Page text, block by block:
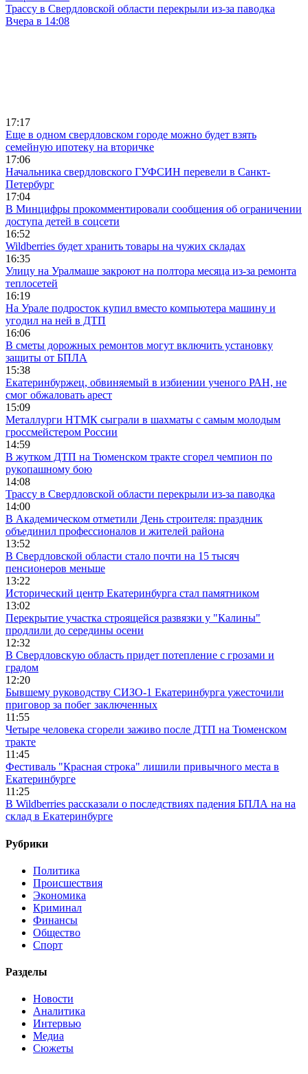
Трассу в Свердловской области перекрыли из-за паводка
Вчера в 14:08
17:17
Еще в одном свердловском городе можно будет взять
семейную ипотеку на вторичке
17:06
Начальника свердловского ГУФСИН перевели в Санкт-
Петербург
17:04
В Минцифры прокомментировали сообщения об ограничении
доступа детей в соцсети
16:52
Wildberries будет хранить товары на чужих складах
16:35
Улицу на Уралмаше закроют на полтора месяца из-за ремонта
теплосетей
16:19
На Урале подросток купил вместо компьютера машину и
угодил на ней в ДТП
16:06
В сметы дорожных ремонтов могут включить установку
защиты от БПЛА
15:38
Екатеринбуржец, обвиняемый в избиении ученого РАН, не
смог обжаловать арест
15:09
Металлурги НТМК сыграли в шахматы с самым молодым
гроссмейстером России
14:59
В жутком ДТП на Тюменском тракте сгорел чемпион по
рукопашному бою
14:08
Трассу в Свердловской области перекрыли из-за паводка
14:00
В Академическом отметили День строителя: праздник
объединил профессионалов и жителей района
13:52
В Свердловской области стало почти на 15 тысяч
пенсионеров меньше
13:22
Исторический центр Екатеринбурга стал памятником
13:02
Перекрытие участка строящейся развязки у "Калины"
продлили до середины осени
12:32
В Свердловскую область придет потепление с грозами и
градом
12:20
Бывшему руководству СИЗО-1 Екатеринбурга ужесточили
приговор за побег заключенных
11:55
Четыре человека сгорели заживо после ДТП на Тюменском
тракте
11:45
Фестиваль "Красная строка" лишили привычного места в
Екатеринбурге
11:25
В Wildberries рассказали о последствиях падения БПЛА на на
склад в Екатеринбурге
Рубрики
Политика
Происшествия
Экономика
Криминал
Финансы
Общество
Спорт
Разделы
Новости
Аналитика
Интервью
Медиа
Сюжеты